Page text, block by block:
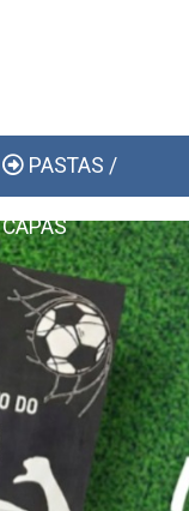
PASTAS /
CAPAS